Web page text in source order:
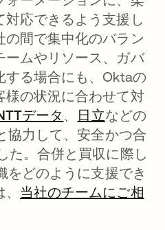
応できるよう支援し
の間で集中化のバラン
ームやリソース、ガバ
する場合にも、Oktaの
様の状況に合わせて対
データ 、 日立などの
協力して、安全かつ合
た。合併と買収に際し
をどのように支援でき
当社のチームにご相